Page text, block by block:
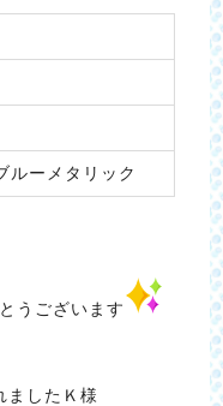
ルーメタリック
うございます
ましたＫ様